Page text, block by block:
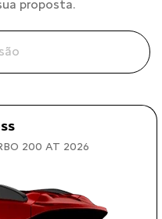
proposta.
200 AT 2026